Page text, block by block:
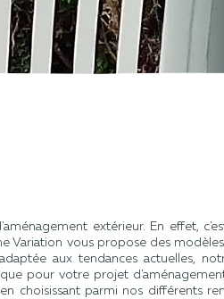
extérieur. En effet,
Variation vous propose des
aux tendances actuelles,
pour votre projet
choisissant parmi nos différents